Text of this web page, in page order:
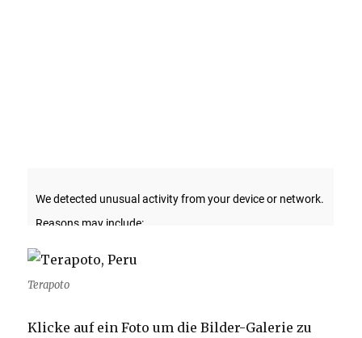
Terapoto
Klicke auf ein Foto um die Bilder-Galerie zu